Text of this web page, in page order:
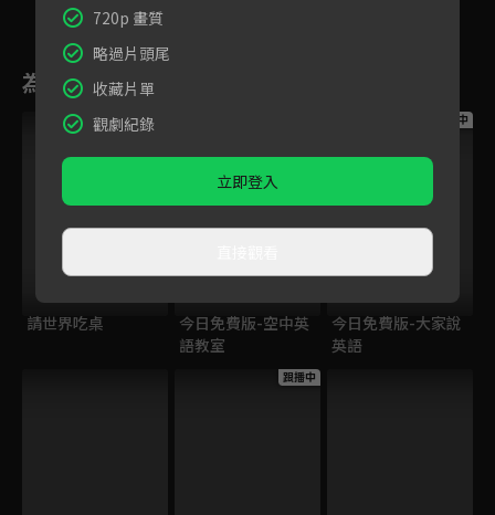
為您推薦
跟播中
請世界吃桌
今日免費版-空中英
語教室
跟播中
今日免費版-大家說
英語
跟播中
720p 畫質
略過片頭尾
收藏片單
觀劇紀錄
立即登入